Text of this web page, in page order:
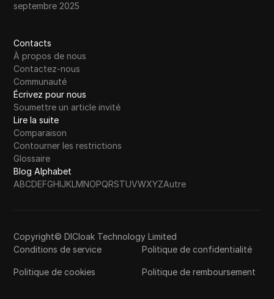
septembre 2025
Contacts
À propos de nous
Contactez-nous
Communauté
Écrivez pour nous
Soumettre un article invité
Lire la suite
Comparaison
Contourner les restrictions
Glossaire
Blog Alphabet
ABCDEFGHIJKLMNOPQRSTUVWXYZAutre
Copyright© DICloak Technology Limited
Conditions de service
Politique de confidentialité
Politique de cookies Politique de remboursement